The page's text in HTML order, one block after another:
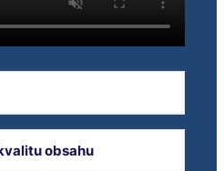
budování dopravních
obsahu